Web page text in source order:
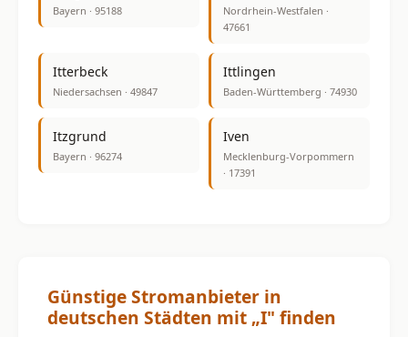
Bayern · 95188
Nordrhein-Westfalen ·
47661
Itterbeck
Niedersachsen · 49847
Ittlingen
Baden-Württemberg · 74930
Itzgrund
Bayern · 96274
Iven
Mecklenburg-Vorpommern
· 17391
Günstige Stromanbieter in
deutschen Städten mit „I" finden